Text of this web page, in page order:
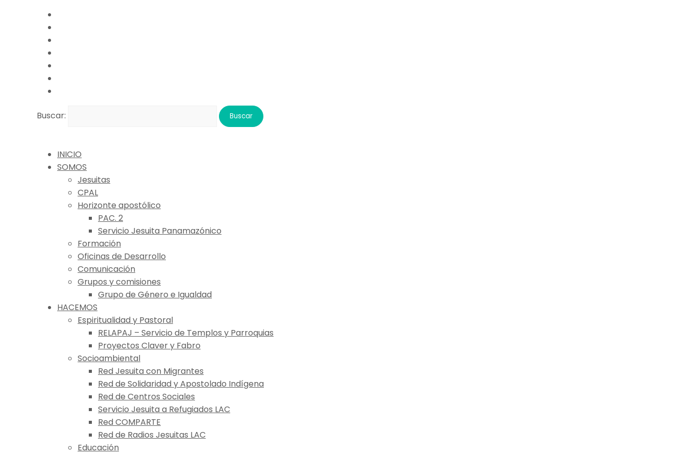
Buscar:
INICIO
SOMOS
Jesuitas
CPAL
Horizonte apostólico
PAC. 2
Servicio Jesuita Panamazónico
Formación
Oficinas de Desarrollo
Comunicación
Grupos y comisiones
Grupo de Género e Igualdad
HACEMOS
Espiritualidad y Pastoral
RELAPAJ – Servicio de Templos y Parroquias
Proyectos Claver y Fabro
Socioambiental
Red Jesuita con Migrantes
Red de Solidaridad y Apostolado Indígena
Red de Centros Sociales
Servicio Jesuita a Refugiados LAC
Red COMPARTE
Red de Radios Jesuitas LAC
Educación